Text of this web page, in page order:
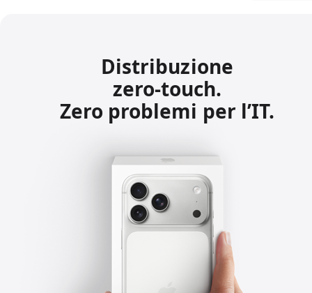
Distribuzione
zero‑touch.
Zero problemi per l’IT.